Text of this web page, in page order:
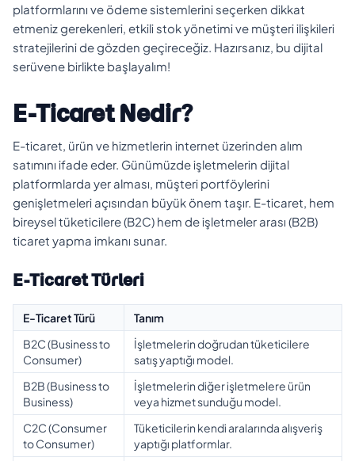
platformlarını ve ödeme sistemlerini seçerken dikkat
etmeniz gerekenleri, etkili stok yönetimi ve müşteri ilişkileri
stratejilerini de gözden geçireceğiz. Hazırsanız, bu dijital
serüvene birlikte başlayalım!
E-Ticaret Nedir?
E-ticaret, ürün ve hizmetlerin internet üzerinden alım
satımını ifade eder. Günümüzde işletmelerin dijital
platformlarda yer alması, müşteri portföylerini
genişletmeleri açısından büyük önem taşır. E-ticaret, hem
bireysel tüketicilere (B2C) hem de işletmeler arası (B2B)
ticaret yapma imkanı sunar.
E-Ticaret Türleri
E-Ticaret Türü
Tanım
B2C (Business to
Consumer)
İşletmelerin doğrudan tüketicilere
satış yaptığı model.
B2B (Business to
Business)
İşletmelerin diğer işletmelere ürün
veya hizmet sunduğu model.
C2C (Consumer
to Consumer)
Tüketicilerin kendi aralarında alışveriş
yaptığı platformlar.